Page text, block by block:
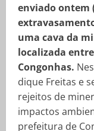
enviado ontem
uma cava da
localizada
Congonhas.
dique Freitas e
rejeitos de
impactos
prefeitura de